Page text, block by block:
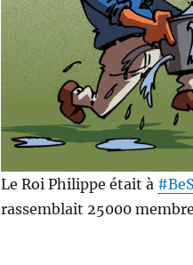
Le Roi Philippe était à
rassemblait 25000